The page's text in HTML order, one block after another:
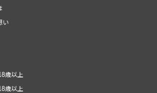
い
歳以上
歳以上